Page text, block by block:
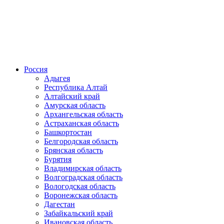
Россия
Адыгея
Республика Алтай
Алтайский край
Амурская область
Архангельская область
Астраханская область
Башкортостан
Белгородская область
Брянская область
Бурятия
Владимирская область
Волгоградская область
Вологодская область
Воронежская область
Дагестан
Забайкальский край